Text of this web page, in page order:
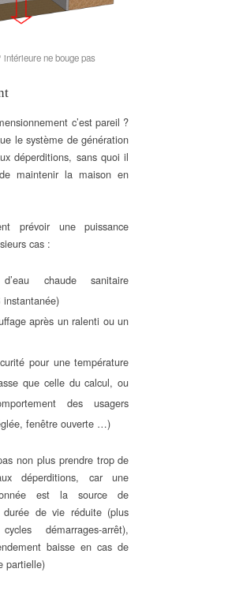
intérieure ne bouge pas
c’est pareil ?
le système de génération
déperditions, sans quoi il
maintenir la maison en
prévoir une puissance
cas :
chaude sanitaire
après un ralenti ou un
pour une température
que celle du calcul, ou
des usagers
fenêtre ouverte …)
non plus prendre trop de
déperditions, car une
est la source de
de vie réduite (plus
démarrages-arrêt),
baisse en cas de
partielle)